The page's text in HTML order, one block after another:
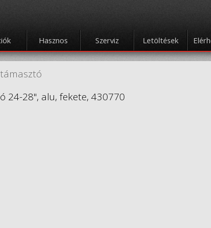
Hasznos Szerviz Letöltések
24-28", alu, fekete, 430770